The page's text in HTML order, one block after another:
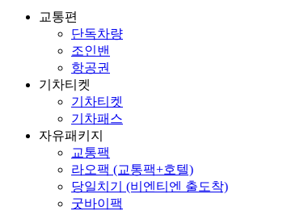
교통편
단독차량
조인밴
항공권
기차티켓
기차티켓
기차패스
자유패키지
교통팩
라오팩 (교통팩+호텔)
당일치기 (비엔티엔 출도착)
굿바이팩